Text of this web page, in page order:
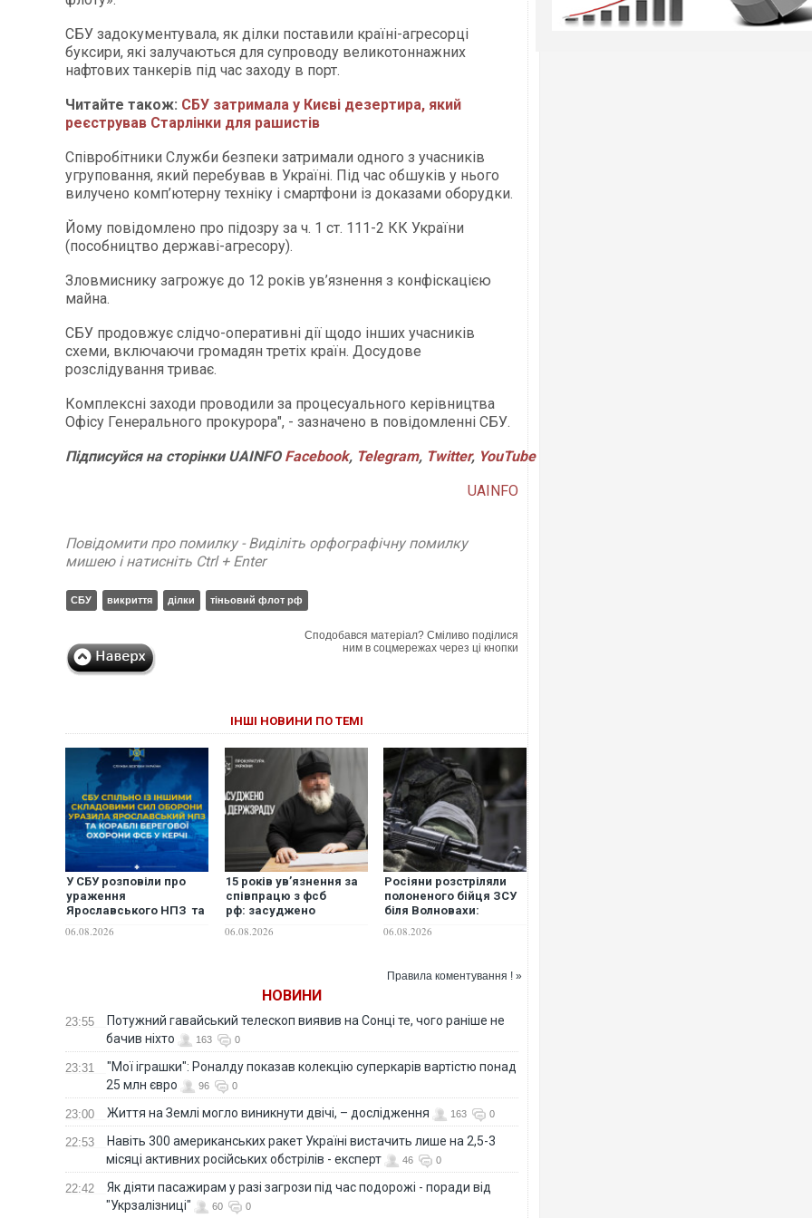
СБУ задокументувала, як ділки поставили країні-агресорці
буксири, які залучаються для супроводу великотоннажних
нафтових танкерів під час заходу в порт.
Читайте також: СБУ затримала у Києві дезертира, який
реєстрував Старлінки для рашистів
Співробітники Служби безпеки затримали одного з учасників
угруповання, який перебував в Україні. Під час обшуків у нього
вилучено комп’ютерну техніку і смартфони із доказами оборудки.
Йому повідомлено про підозру за ч. 1 ст. 111-2 КК України
(пособництво державі-агресору).
Зловмиснику загрожує до 12 років ув’язнення з конфіскацією
майна.
СБУ продовжує слідчо-оперативні дії щодо інших учасників
схеми, включаючи громадян третіх країн. Досудове
розслідування триває.
Комплексні заходи проводили за процесуального керівництва
Офісу Генерального прокурора", - зазначено в повідомленні СБУ.
ПідписуйсянасторінкиUAINFO Facebook, Telegram, Twitter, YouTube
UAINFO
Повідомити про помилку - Виділіть орфографічну помилку
мишею і натисніть Ctrl + Enter
СБУ викриття ділки тіньовий флот рф
Сподобався матеріал? Сміливо поділися
ним в соцмережах через ці кнопки
ІНШІ НОВИНИ ПО ТЕМІ
У СБУ розповіли про
ураження
Ярославського НПЗ та
охорони фсб у Керчі
06.08.2026
15 років ув’язнення за
співпрацю з фсб
рф: засуджено
УПЦ (МП)
06.08.2026
Росіяни розстріляли
полоненого бійця ЗСУ
біля Волновахи:
розслідування
06.08.2026
Правила коментування ! »
НОВИНИ
23:55
Потужний гавайський телескоп виявив на Сонці те, чого раніше не
бачив ніхто
163 0
23:31
"Мої іграшки": Роналду показав колекцію суперкарів вартістю понад
25 млн євро
96 0
23:00 Життя на Землі могло виникнути двічі, – дослідження 163 0
22:53
Навіть 300 американських ракет Україні вистачить лише на 2,5-3
місяці активних російських обстрілів - експерт
46 0
22:42
Як діяти пасажирам у разі загрози під час подорожі - поради від
"Укрзалізниці"
60 0